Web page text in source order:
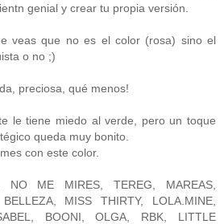
genial y crear tu propia versión.
veas que no es el color (rosa) sino el
o no ;)
preciosa, qué menos!
le tiene miedo al verde, pero un toque
queda muy bonito.
con este color.
NO ME MIRES, TEREG, MAREAS,
MISS THIRTY, LOLA.MINE,
BOONI, OLGA, RBK, LITTLE